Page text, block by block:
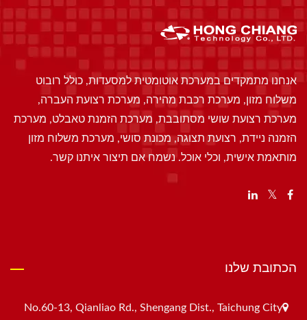
אנחנו מתמקדים במערכת אוטומטית למסעדות, כולל רובוט
משלוח מזון, מערכת רכבת מהירה, מערכת רצועת העברה,
מערכת רצועת שושי מסתובבת, מערכת הזמנת טאבלט, מערכת
הזמנה ניידת, רצועת תצוגה, מכונת סושי, מערכת משלוח מזון
מותאמת אישית, וכלי אוכל. נשמח אם תיצור איתנו קשר.
הכתובת שלנו
No.60-13, Qianliao Rd., Shengang Dist., Taichung City